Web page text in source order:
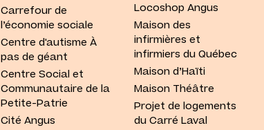
Carrefour de
l’économie sociale
Centre d'autisme À
pas de géant
Centre Social et
Communautaire de la
Petite-Patrie
Cité Angus
Locoshop Angus
Maison des
infirmières et
infirmiers du Québec
Maison d’Haïti
Maison Théâtre
Projet de logements
du Carré Laval